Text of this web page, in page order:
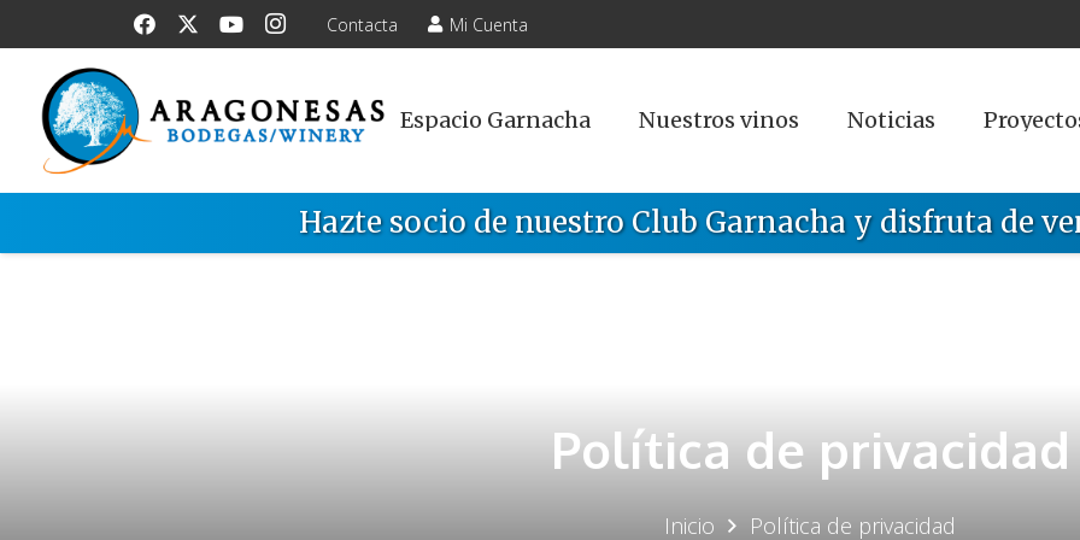
Contacta Mi Cuenta
Espacio Garnacha Nuestros vinos Noticias
Hazte socio de nuestro Club Garnacha y disfruta de
Política de privacidad
Inicio Política de privacidad